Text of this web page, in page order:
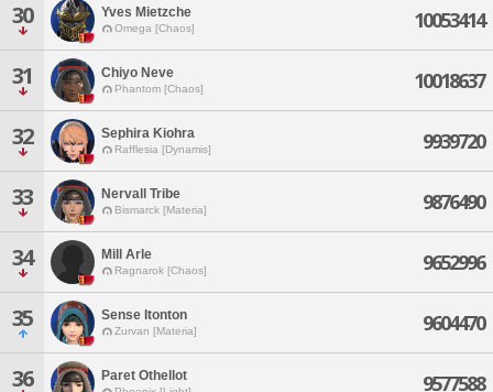
30 Yves Mietzche
Omega [Chaos] 10053414
31 Chiyo Neve
Phantom [Chaos] 10018637
32 Sephira Kiohra
Rafflesia [Dynamis] 9939720
33 Nervall Tribe
Bismarck [Materia] 9876490
34 Mill Arle
Ragnarok [Chaos] 9652996
35 Sense Itonton
Zurvan [Materia] 9604470
36 Paret Othellot 9577588